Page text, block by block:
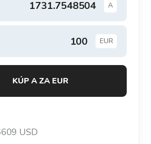
A
EUR
KÚP A ZA EUR
USD